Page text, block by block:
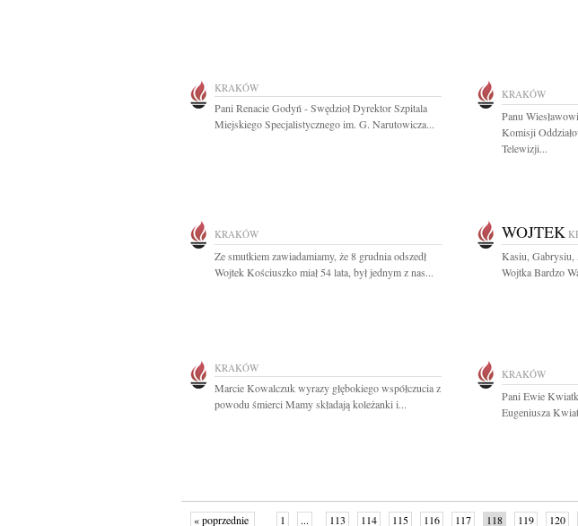
KRAKÓW
Pani Renacie Godyń - Swędzioł Dyrektor Szpitala
Miejskiego Specjalistycznego im. G. Narutowicza...
KRAKÓW
Panu
Komisji
Telewizji...
KRAKÓW
Ze smutkiem zawiadamiamy, że 8 grudnia odszedł
Wojtek Kościuszko miał 54 lata, był jednym z nas...
WOJTEK
Kasiu, Gabrysiu,
Wojtka Bardzo
KRAKÓW
Marcie Kowalczuk wyrazy głębokiego współczucia z
powodu śmierci Mamy składają koleżanki i...
KRAKÓW
Pani Ewie
Eugeniusza
« poprzednie 1 ... 113 114 115 116 117 118 119 120